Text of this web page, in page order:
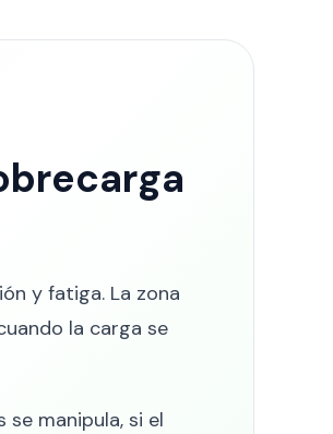
y fatiga. La zona
la carga se
manipula, si el